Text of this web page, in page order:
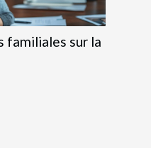
familiales sur la